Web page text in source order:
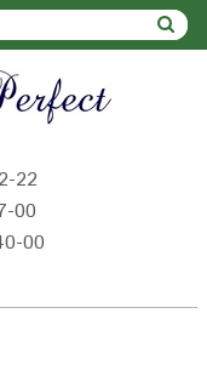
22
00
00